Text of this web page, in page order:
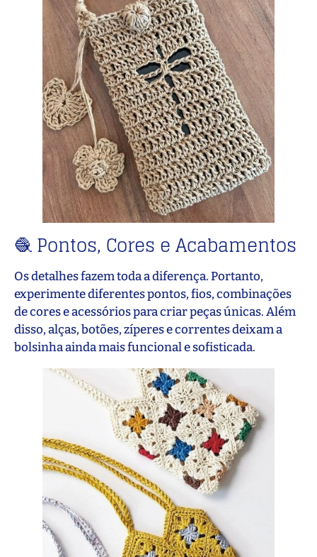
🧶 Pontos, Cores e Acabamentos
Os detalhes fazem toda a diferença. Portanto,
experimente diferentes pontos, fios, combinações
de cores e acessórios para criar peças únicas. Além
disso, alças, botões, zíperes e correntes deixam a
bolsinha ainda mais funcional e sofisticada.